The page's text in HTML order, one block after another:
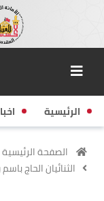
الرئيسية
الصفحة الرئيسية
الثنائيان الحاج